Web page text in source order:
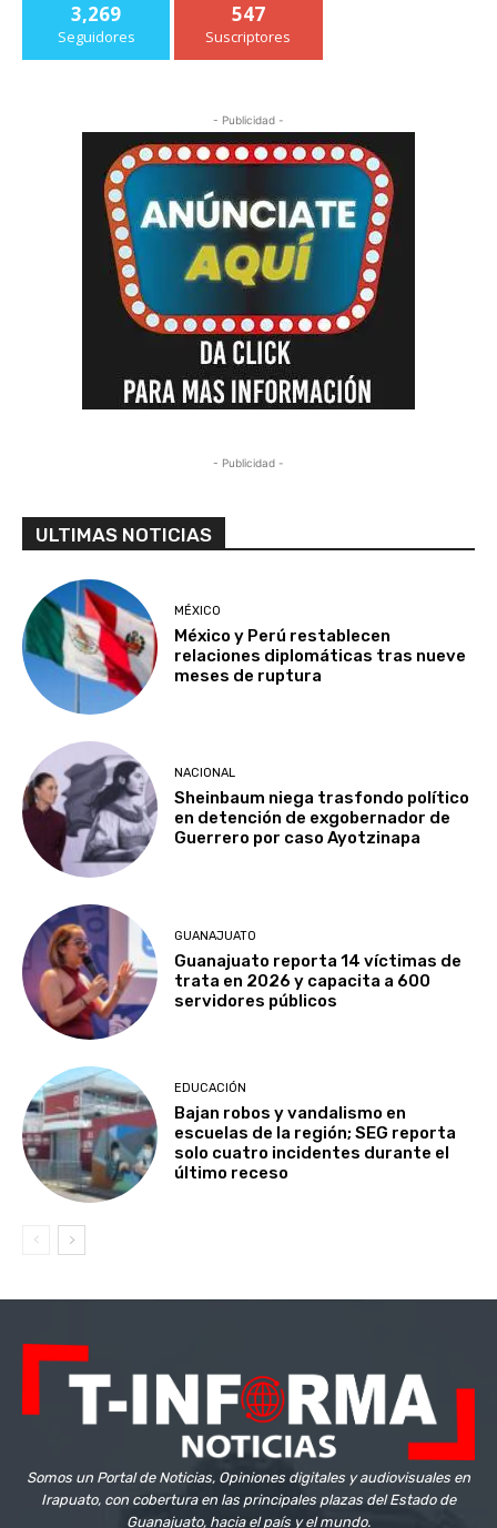
3,269
Seguidores
547
Suscriptores
- Publicidad -
- Publicidad -
ULTIMAS NOTICIAS
MÉXICO
México y Perú restablecen
relaciones diplomáticas tras nueve
meses de ruptura
NACIONAL
Sheinbaum niega trasfondo político
en detención de exgobernador de
Guerrero por caso Ayotzinapa
GUANAJUATO
Guanajuato reporta 14 víctimas de
trata en 2026 y capacita a 600
servidores públicos
EDUCACIÓN
Bajan robos y vandalismo en
escuelas de la región; SEG reporta
solo cuatro incidentes durante el
último receso
Somos un Portal de Noticias, Opiniones digitales y audiovisuales en
Irapuato, con cobertura en las principales plazas del Estado de
Guanajuato, hacia el país y el mundo.